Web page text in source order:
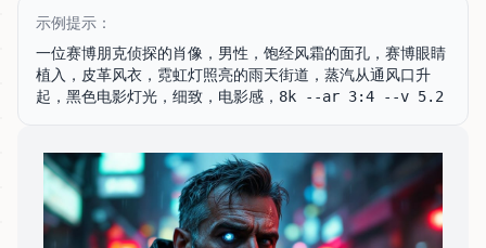
示例提示：
一位赛博朋克侦探的肖像，男性，饱经风霜的面孔，赛博眼睛
植入，皮革风衣，霓虹灯照亮的雨天街道，蒸汽从通风口升
起，黑色电影灯光，细致，电影感，8k --ar 3:4 --v 5.2